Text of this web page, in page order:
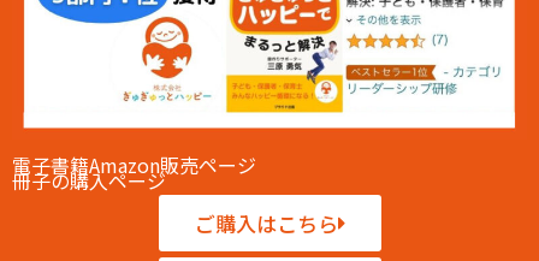
電子書籍Amazon販売ページ
冊子の購入ページ
ご購入はこちら